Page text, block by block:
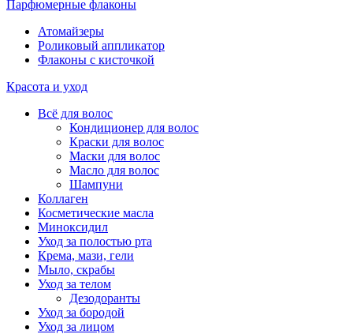
Парфюмерные флаконы
Атомайзеры
Роликовый аппликатор
Флаконы с кисточкой
Красота и уход
Всё для волос
Кондиционер для волос
Краски для волос
Маски для волос
Масло для волос
Шампуни
Коллаген
Косметические масла
Миноксидил
Уход за полостью рта
Крема, мази, гели
Мыло, скрабы
Уход за телом
Дезодоранты
Уход за бородой
Уход за лицом